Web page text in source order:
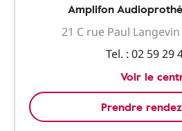
Amplifon
21 C rue Paul
Tel. : 02 59 29
Voir le
Prendre